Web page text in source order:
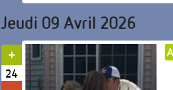
Jeudi 09 Avril 2026
24